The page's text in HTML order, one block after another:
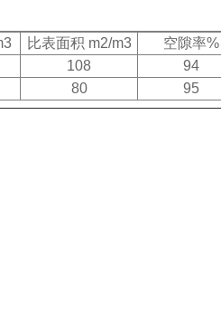
比表面积 m2/m3 空隙率%
108 94
80 95